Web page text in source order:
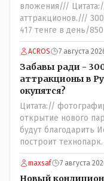
вложения///
аттракционов.///
417 тенге в день/
- 138 человек в
минимальная
атракционов и
стоимость
зарплата
его
электроэнергия,
расходы. И это не
прочие нерабочие
ACROS 7 августа
Забавы ради -
аттракционы в
окупятся?
Цитата://
открытие нового
будут благодарить
построит
усилия некоего
рудненских
завершу свой
maxsaf 7 августа
Новый